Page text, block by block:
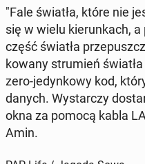
"Fale światła, które nie
się w wielu kie­run­kach,
część światła
ko­wa­ny stru­mień
zero-je­dyn­ko­wy kod,
danych. Wy­star­czy
okna za pomocą kabla
Amin.